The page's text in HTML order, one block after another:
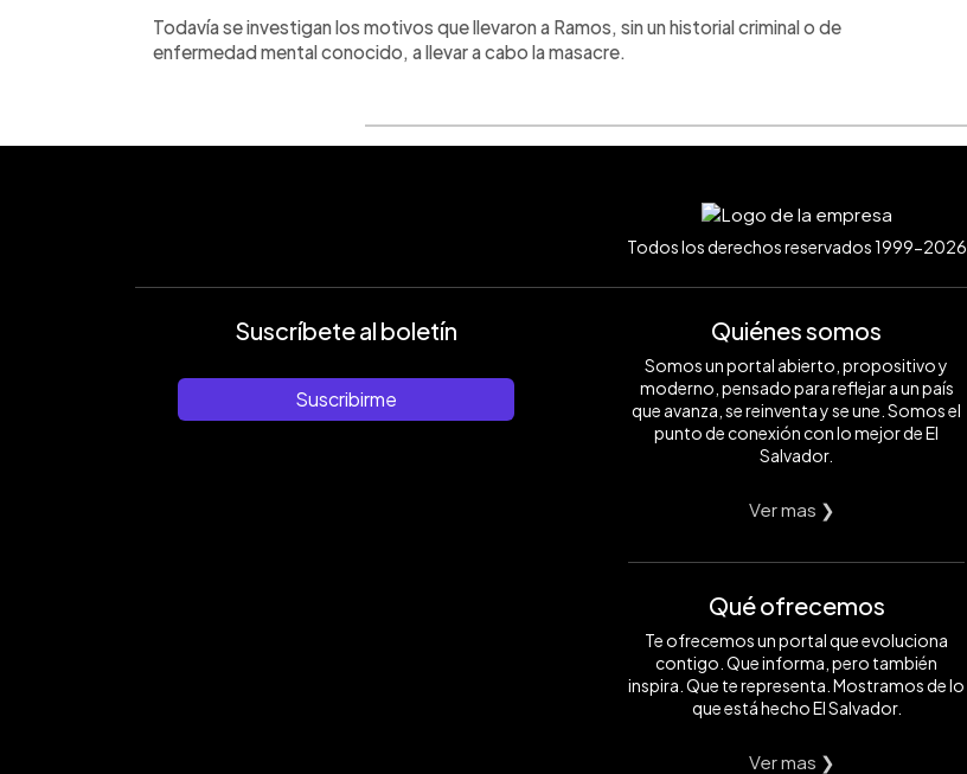
Todavía se investigan los motivos que llevaron a Ramos, sin un historial criminal o de
enfermedad mental conocido, a llevar a cabo la masacre.
Todos los derechos reservados 1999-2026
Suscríbete al boletín
Suscribirme
Quiénes somos
Somos un portal abierto, propositivo y
moderno, pensado para reflejar a un país
que avanza, se reinventa y se une. Somos el
punto de conexión con lo mejor de El
Salvador.
Ver mas ❯
Qué ofrecemos
Te ofrecemos un portal que evoluciona
contigo. Que informa, pero también
inspira. Que te representa. Mostramos de lo
que está hecho El Salvador.
Ver mas ❯